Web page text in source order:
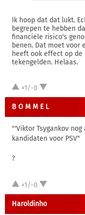
Ik hoop dat dat lukt.
begrepen te hebben
financiële risico's
benen. Dat moet voor
heeft ook effect op de
tekengelden. Helaas.
+1/-0
B O M M E L
"'Viktor Tsygankov
kandidaten voor PSV"
?
+1/-0
Haroldinho